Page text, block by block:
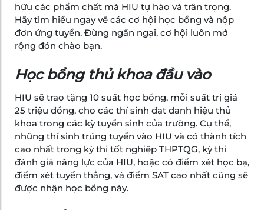
hữu các phẩm chất mà HIU tự hào và trân trọng.
Hãy tìm hiểu ngay về các cơ hội học bổng và nộp
đơn ứng tuyển. Đừng ngần ngại, cơ hội luôn mở
rộng đón chào bạn.
Học bổng thủ khoa đầu vào
HIU sẽ trao tặng 10 suất học bổng, mỗi suất trị giá
25 triệu đồng, cho các thí sinh đạt danh hiệu thủ
khoa trong các kỳ tuyển sinh của trường. Cụ thể,
những thí sinh trúng tuyển vào HIU và có thành tích
cao nhất trong kỳ thi tốt nghiệp THPTQG, kỳ thi
đánh giá năng lực của HIU, hoặc có điểm xét học bạ,
điểm xét tuyển thẳng, và điểm SAT cao nhất cũng sẽ
được nhận học bổng này.